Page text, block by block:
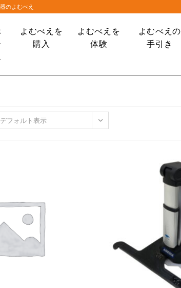
のよむべえ
よむべえを
購入
よむべえを
体験
よむべえの
手引き
デフォルト表示